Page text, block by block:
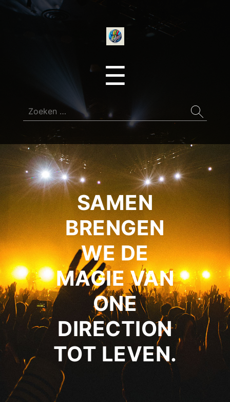
☰
Zoeken
naar:
SAMEN
BRENGEN
WE DE
MAGIE VAN
ONE
DIRECTION
TOT LEVEN.